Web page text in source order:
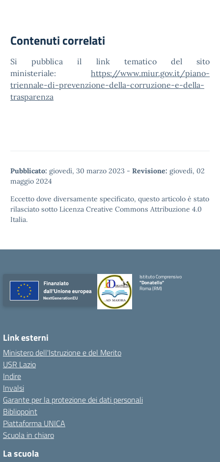
Contenuti correlati
Si pubblica il link tematico del sito
ministeriale: https://www.miur.gov.it/piano-
triennale-di-prevenzione-della-corruzione-e-della-
trasparenza
Pubblicato: giovedì, 30 marzo 2023 - Revisione: giovedì, 02
maggio 2024
Eccetto dove diversamente specificato, questo articolo è stato
rilasciato sotto Licenza Creative Commons Attribuzione 4.0
Italia.
Istituto Comprensivo
"Donatello"
Roma (RM)
Link esterni
Ministero dell'Istruzione e del Merito
USR Lazio
Indire
Invalsi
Garante per la protezione dei dati personali
Bibliopoint
Piattaforma UNICA
Scuola in chiaro
La scuola